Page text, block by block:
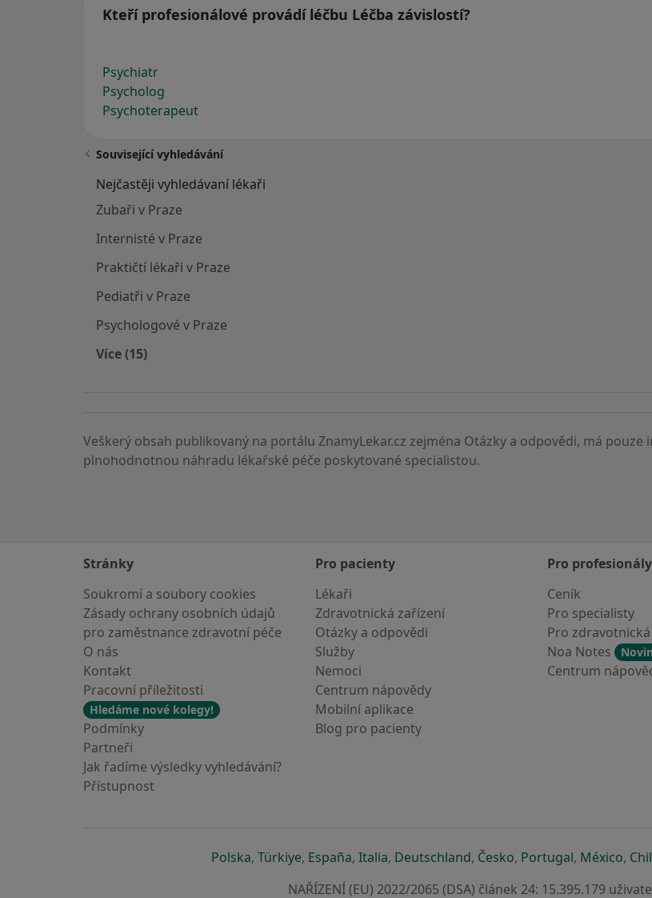
Kteří profesionálové provádí léčbu Léčba závislostí?
Psychiatr
Psycholog
Psychoterapeut
Související vyhledávání
Nejčastěji vyhledávaní lékaři
Zubaři v Praze
Internisté v Praze
Praktičtí lékaři v Praze
Pediatři v Praze
Psychologové v Praze
Více (15)
Veškerý obsah publikovaný na portálu ZnamyLekar.cz zejména Otázky a odpovědi, má
plnohodnotnou náhradu lékařské péče poskytované specialistou.
Stránky
Soukromí a soubory cookies
Zásady ochrany osobních údajů
pro zaměstnance zdravotní péče
O nás
Kontakt
Pracovní příležitosti
Hledáme nové kolegy!
Podmínky
Partneři
Jak řadíme výsledky vyhledávání?
Přístupnost
Pro pacienty
Lékaři
Zdravotnická zařízení
Otázky a odpovědi
Služby
Nemoci
Centrum nápovědy
Mobilní aplikace
Blog pro pacienty
Pro profesionály
Ceník
Pro specialisty
Pro
Noa Notes
Centrum
Polskase otevře v nové záložce
, Türkiyese otevře v nové záložce
, Españase otevře v nové záložce
, Italiase otevře v nové záložce
, Deutschlandse otevře v nové záložce
, Českose otevře v nové
, Portugalse otevře v
, Méxicose
,
NAŘÍZENÍ (EU) 2022/2065 (DSA) článek 24: 15.395.179